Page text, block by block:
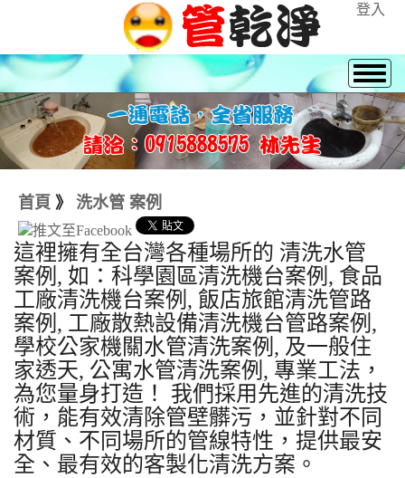
登入
首頁 》 洗水管 案例
這裡擁有全台灣各種場所的 清洗水管
案例, 如：科學園區清洗機台案例, 食品
工廠清洗機台案例, 飯店旅館清洗管路
案例, 工廠散熱設備清洗機台管路案例,
學校公家機關水管清洗案例, 及一般住
家透天, 公寓水管清洗案例, 專業工法，
為您量身打造！ 我們採用先進的清洗技
術，能有效清除管壁髒污，並針對不同
材質、不同場所的管線特性，提供最安
全、最有效的客製化清洗方案。